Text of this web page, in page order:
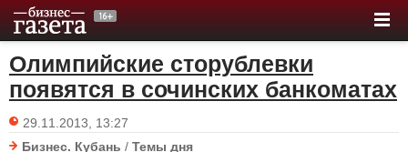
Олимпийские сторублевки
появятся в сочинских банкоматах
29.11.2013, 13:27
Бизнес. Кубань / Темы дня